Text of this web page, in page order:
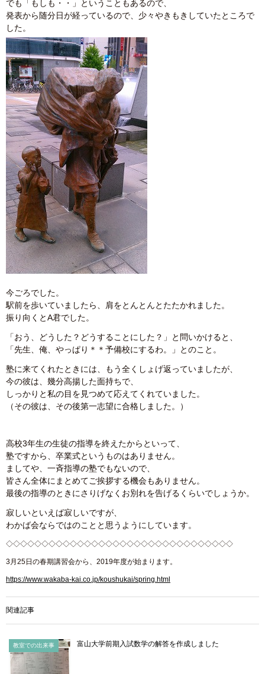
でも「もしも・・」ということもあるので、
発表から随分日が経っているので、少々やきもきしていたところで
した。
今ごろでした。
駅前を歩いていましたら、肩をとんとんとたたかれました。
振り向くとA君でした。
「おう、どうした？どうすることにした？」と問いかけると、
「先生、俺、やっぱり＊＊予備校にするわ。」とのこと。
塾に来てくれたときには、もう全くしょげ返っていましたが、
今の彼は、幾分高揚した面持ちで、
しっかりと私の目を見つめて応えてくれていました。
（その彼は、その後第一志望に合格しました。）
高校3年生の生徒の指導を終えたからといって、
塾ですから、卒業式というものはありません。
ましてや、一斉指導の塾でもないので、
皆さん全体にまとめてご挨拶する機会もありません。
最後の指導のときにさりげなくお別れを告げるくらいでしょうか。
寂しいといえば寂しいですが、
わかば会ならではのことと思うようにしています。
◇◇◇◇◇◇◇◇◇◇◇◇◇◇◇◇◇◇◇◇◇◇◇◇◇◇◇◇◇◇◇◇
3月25日の春期講習会から、2019年度が始まります。
https://www.wakaba-kai.co.jp/koushukai/spring.html
関連記事
教室での出来事 富山大学前期入試数学の解答を作成しました